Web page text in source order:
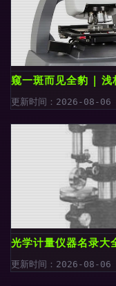
窥一斑而见全豹 | 浅
更新时间：2026-08-
光学计量仪器名录大
更新时间：2026-08-